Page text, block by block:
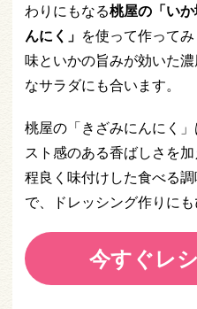
わりにもなる桃屋の「いか
んにく」 を使って作って
味といかの旨みが効いた
なサラダにも合います。
桃屋の「きざみにんにく
スト感のある香ばしさを
程良く味付けした食べる
で、ドレッシング作りにも
今すぐレ